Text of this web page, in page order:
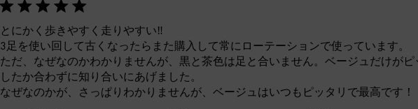
とにかく歩きやすく走りやすい‼︎
3足を使い回して古くなったらまた購入して常にローテーションで使っています。
ただ、なぜなのかわかりませんが、黒と茶色は足と合いません。ベージュだけが
したか合わずに知り合いにあげました。
なぜなのかが、さっぱりわかりませんが、ベージュはいつもピッタリで最高です！